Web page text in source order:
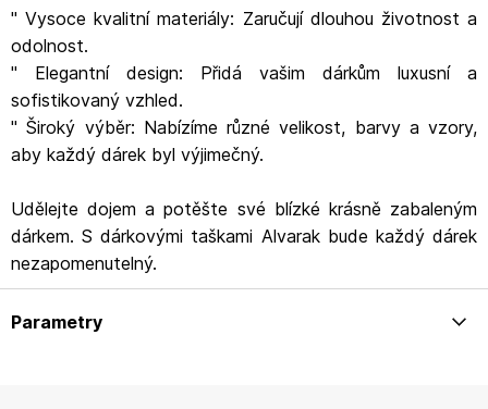
" Vysoce kvalitní materiály: Zaručují dlouhou životnost a
odolnost.
" Elegantní design: Přidá vašim dárkům luxusní a
sofistikovaný vzhled.
" Široký výběr: Nabízíme různé velikost, barvy a vzory,
aby každý dárek byl výjimečný.
Udělejte dojem a potěšte své blízké krásně zabaleným
dárkem. S dárkovými taškami Alvarak bude každý dárek
nezapomenutelný.
Parametry